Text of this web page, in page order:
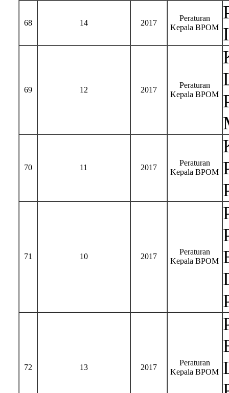
68 14 2017
Peraturan
Kepala BPOM
69 12 2017
Peraturan
Kepala BPOM
70 11 2017
Peraturan
Kepala BPOM
71 10 2017
Peraturan
Kepala BPOM
72 13 2017
Peraturan
Kepala BPOM